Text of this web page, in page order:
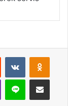
Reddit VKontakte
Viber Line E-Posta ile